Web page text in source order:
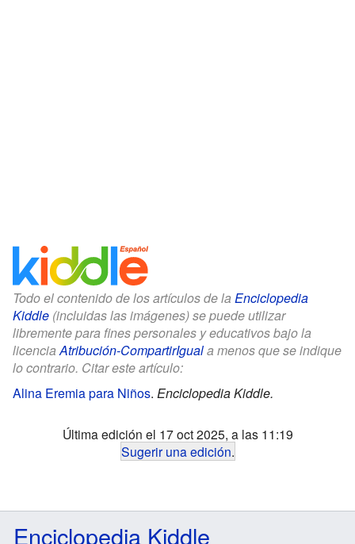
Todo el contenido de los artículos de la Enciclopedia
Kiddle (incluidas las imágenes) se puede utilizar
libremente para fines personales y educativos bajo la
licenciaAtribución-CompartirIguala menos que se indique
lo contrario. Citar este artículo:
Alina Eremia para Niños. Enciclopedia Kiddle.
Última edición el 17 oct 2025, a las 11:19
Sugerir una edición.
Enciclopedia Kiddle